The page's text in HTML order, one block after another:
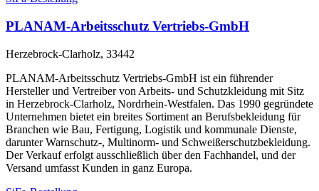
PLANAM-Arbeitsschutz Vertriebs-GmbH
Herzebrock-Clarholz, 33442
PLANAM-Arbeitsschutz Vertriebs-GmbH ist ein führender
Hersteller und Vertreiber von Arbeits- und Schutzkleidung mit Sitz
in Herzebrock-Clarholz, Nordrhein-Westfalen. Das 1990 gegründete
Unternehmen bietet ein breites Sortiment an Berufsbekleidung für
Branchen wie Bau, Fertigung, Logistik und kommunale Dienste,
darunter Warnschutz-, Multinorm- und Schweißerschutzbekleidung.
Der Verkauf erfolgt ausschließlich über den Fachhandel, und der
Versand umfasst Kunden in ganz Europa.